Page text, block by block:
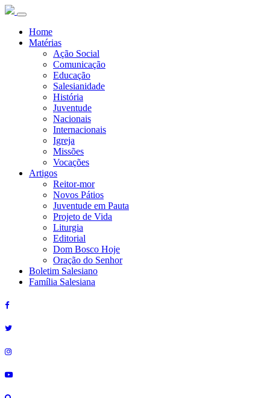
Home
Matérias
Ação Social
Comunicação
Educação
Salesianidade
História
Juventude
Nacionais
Internacionais
Igreja
Missões
Vocações
Artigos
Reitor-mor
Novos Pátios
Juventude em Pauta
Projeto de Vida
Liturgia
Editorial
Dom Bosco Hoje
Oração do Senhor
Boletim Salesiano
Família Salesiana